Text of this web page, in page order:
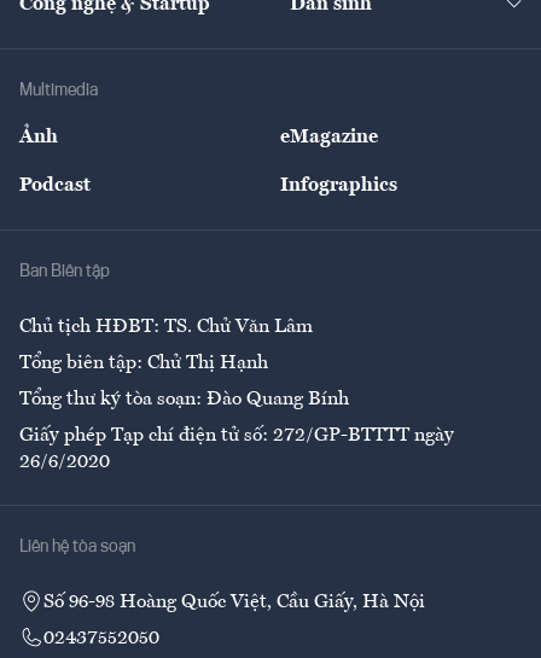
Tư vấn Nông sản
Giải trí
Công nghệ & Startup Dân sinh
Multimedia
Ảnh eMagazine
Podcast Infographics
Ban Biên tập
Chủ tịch HĐBT: TS. Chử Văn Lâm
Tổng biên tập: Chử Thị Hạnh
Tổng thư ký tòa soạn: Đào Quang Bính
Giấy phép Tạp chí điện tử số: 272/GP-BTTTT ngày
26/6/2020
Liên hệ tòa soạn
Số 96-98 Hoàng Quốc Việt, Cầu Giấy, Hà Nội
02437552050